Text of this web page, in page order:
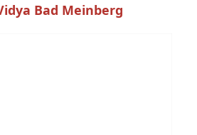
Bad Meinberg